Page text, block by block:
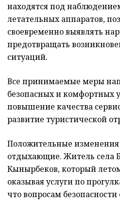
находятся под
летательных аппаратов,
своевременно выявлять
предотвращать
ситуаций.
Все принимаемые меры
безопасных и комфортных
повышение качества
развитие туристической
Положительные
отдыхающие. Житель села
Кынырбеков, который
оказывая услуги по
что вопросам безопасности